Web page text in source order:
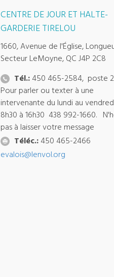
CENTRE DE JOUR ET HALTE-
GARDERIE TIRELOU
1660, Avenue de l'Église,
Secteur LeMoyne, QC J4P 2C8
Tél.:450 465-2584, poste
Pour parler ou texter à une
intervenante du lundi au
8h30 à 16h30 438 992-1660.
pas à laisser votre message
Téléc.:450 465-2466
evalois@lenvol.org